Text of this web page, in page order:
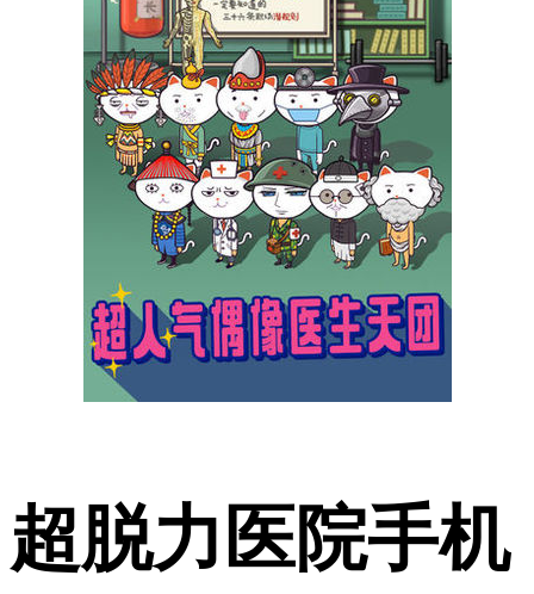
超脱力医院手机